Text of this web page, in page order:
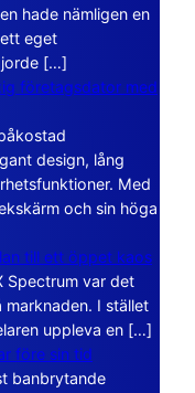
hade nämligen en
eget
[…]
företagsdator med
design, lång
Med
och sin höga
till ett öppet kaos
Spectrum var det
I stället
uppleva en […]
före sin tid
banbrytande